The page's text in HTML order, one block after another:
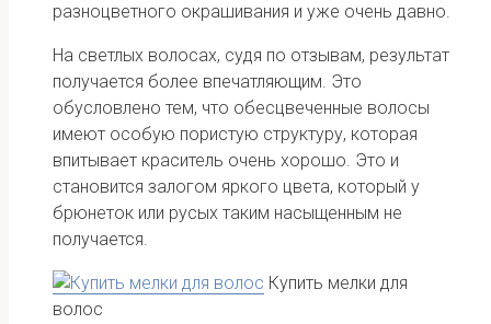
разноцветного окрашивания и уже очень давно.
На светлых волосах, судя по отзывам, результат
получается более впечатляющим. Это
обусловлено тем, что обесцвеченные волосы
имеют особую пористую структуру, которая
впитывает краситель очень хорошо. Это и
становится залогом яркого цвета, который у
брюнеток или русых таким насыщенным не
получается.
Купить мелки для
волос